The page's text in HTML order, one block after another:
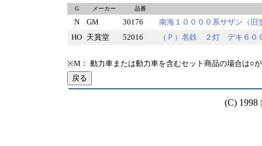
G メーカー 品番
N GM 30176
南海１００００系サザン（
HO 天賞堂 52016 （Ｐ）名鉄 ２灯 デキ６
※M： 動力車または動力車を含むセット商品の場合は○
(C) 1998